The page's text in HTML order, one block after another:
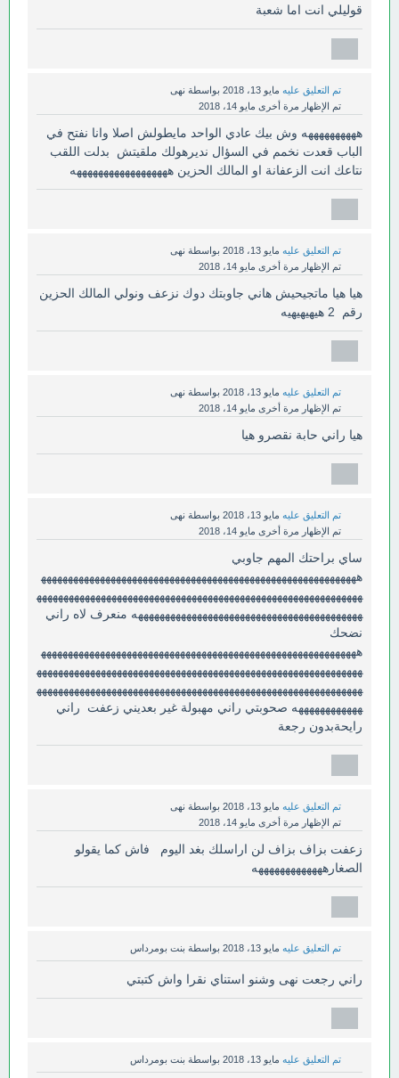
قوليلي انت اما شعبة
تم التعليق عليه مايو 13، 2018 بواسطة نهى
تم الإظهار مرة أخرى مايو 14، 2018
ههههههههههه وش بيك عادي الواحد مايطولش اصلا وانا نفتح في
الباب قعدت نخمم في السؤال نديرهولك ملقيتش بدلت اللقب
نتاعك انت الزعفانة او المالك الحزين ههههههههههههههههههه
تم التعليق عليه مايو 13، 2018 بواسطة نهى
تم الإظهار مرة أخرى مايو 14، 2018
هيا هيا ماتجيحيش هاني جاوبتك دوك نزعف ونولي المالك الحزين
رقم 2 هيهيهيهيه
تم التعليق عليه مايو 13، 2018 بواسطة نهى
تم الإظهار مرة أخرى مايو 14، 2018
هيا راني حابة نقصرو هيا
تم التعليق عليه مايو 13، 2018 بواسطة نهى
تم الإظهار مرة أخرى مايو 14، 2018
ساي براحتك المهم جاوبي
هههههههههههههههههههههههههههههههههههههههههههههههههههههههههههه
ههههههههههههههههههههههههههههههههههههههههههههههههههههههههههههه
ههههههههههههههههههههههههههههههههههههههههههه منعرف لاه راني
نضحك
هههههههههههههههههههههههههههههههههههههههههههههههههههههههههههه
ههههههههههههههههههههههههههههههههههههههههههههههههههههههههههههه
ههههههههههههههههههههههههههههههههههههههههههههههههههههههههههههه
ههههههههههههه صحوبتي راني مهبولة غير بعديني زعفت راني
رايحةبدون رجعة
تم التعليق عليه مايو 13، 2018 بواسطة نهى
تم الإظهار مرة أخرى مايو 14، 2018
زعفت بزاف بزاف لن اراسلك بغد اليوم فاش كما يقولو
الصغارهههههههههههههه
تم التعليق عليه مايو 13، 2018 بواسطة بنت بومرداس
راني رجعت نهى وشنو استناي نقرا واش كتبتي
تم التعليق عليه مايو 13، 2018 بواسطة بنت بومرداس